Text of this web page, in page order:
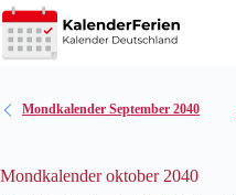
Zum
Inhalt
springen
Mondkalender September 2040
Mondkalender oktober 2040